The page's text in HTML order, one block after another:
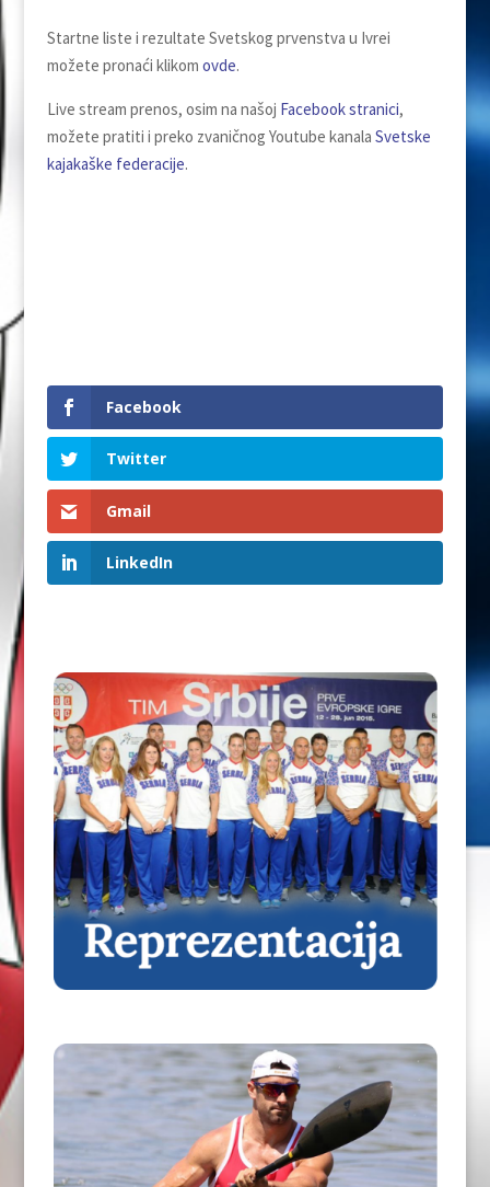
Startne liste i rezultate Svetskog prvenstva u Ivrei
možete pronaći klikom ovde.
Live stream prenos, osim na našoj Facebook stranici,
možete pratiti i preko zvaničnog Youtube kanala Svetske
kajakaške federacije.
Facebook
Twitter
Gmail
LinkedIn